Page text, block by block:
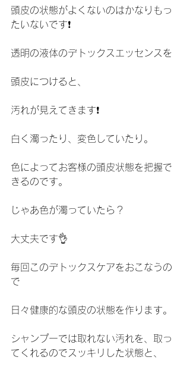
頭皮の状態がよくないのはかなりもっ
たいないです❗️
透明の液体のデトックスエッセンスを
頭皮につけると、
汚れが見えてきます❗️
白く濁ったり、変色していたり。
色によってお客様の頭皮状態を把握で
きるのです。
じゃあ色が濁っていたら？
大丈夫です👌
毎回このデトックスケアをおこなうの
で
日々健康的な頭皮の状態を作ります。
シャンプーでは取れない汚れを、取っ
てくれるのでスッキリした状態と、